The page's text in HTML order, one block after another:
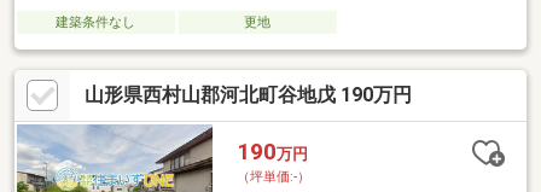
建築条件なし 更地
山形県西村山郡河北町谷地戊 190万円
190万円
（坪単価:-）